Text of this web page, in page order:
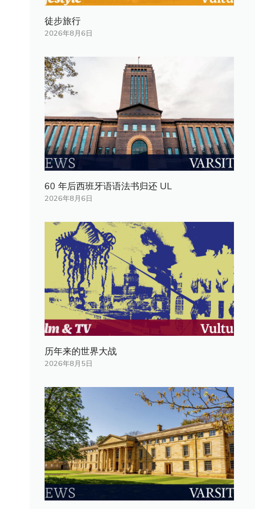
徒步旅行
2026年8月6日
60 年后西班牙语语法书归还 UL
2026年8月6日
历年来的世界大战
2026年8月5日